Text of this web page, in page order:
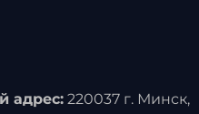
адрес:220037 г. Минск,